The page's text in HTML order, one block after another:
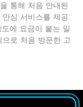
통해 처음 안내된
심 서비스를 제공
에 요금이 붙는 일
로 처음 방문한 고